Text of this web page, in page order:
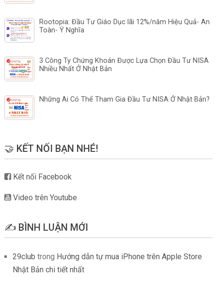
Rootopia: Đầu Tư Giáo Dục lãi 12%/năm Hiệu Quả- An
Toàn- Ý Nghĩa
3 Công Ty Chứng Khoán Được Lựa Chọn Đầu Tư NISA
Nhiều Nhất Ở Nhật Bản
Những Ai Có Thể Tham Gia Đầu Tư NISA Ở Nhật Bản?
🤝 KẾT NỐI BẠN NHÉ!
Kết nối Facebook
Video trên Youtube
✍️ BÌNH LUẬN MỚI
29club trong Hướng dẫn tự mua iPhone trên Apple Store
Nhật Bản chi tiết nhất